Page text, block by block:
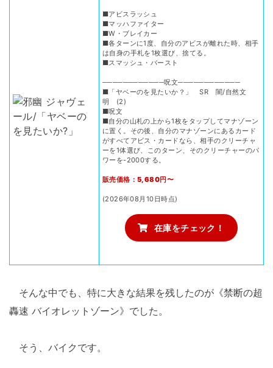
■アビスラッシュ
■マッハファイター
■W・ブレイカー
■各ターンに1度、自分のアビスが離れた時、相手
は自身の手札を1枚選び、捨てる。
■スマッシュ・バースト
────────────呪文────────────
■「ヤベーのを見たいか？」 SR 闇/自然文
明 (2)
■呪文
■自分の山札の上から1枚をタップしてマナゾーン
に置く。その後、自分のマナゾーンにあるカード
がすべてアビス・カードなら、相手のクリーチャ
ーを1体選び、このターン、そのクリーチャーのパ
ワーを-2000する。
販売価格：5,680円〜
(2026年08月10日時点)
在庫をチェック！
そんな中でも、特に大きな結果を残したのが《禁断の超
轟速 バイオレットゾーン》でした。
そう、バイクです。